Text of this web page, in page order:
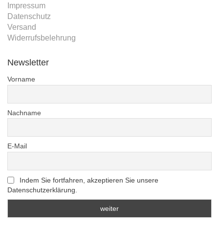
Impressum
Datenschutz
Versand
Widerrufsbelehrung
Newsletter
Vorname
Nachname
E-Mail
Indem Sie fortfahren, akzeptieren Sie unsere
Datenschutzerklärung.